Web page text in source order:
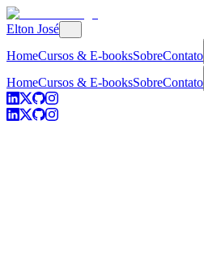
Elton José
HomeCursos & E-booksSobreContato
HomeCursos & E-booksSobreContato